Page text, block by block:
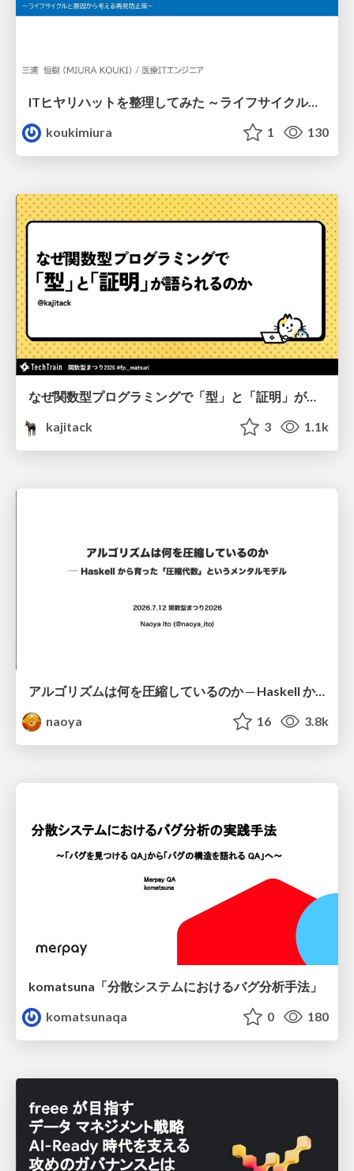
ITヒヤリハットを整理してみた ～ライフサイクルと原因から考える再発防止策～
koukimiura
1 130
なぜ関数型プログラミングで「型」と「証明」が語られるのか #fp_matsuri
kajitack
3 1.1k
アルゴリズムは何を圧縮しているのか ─ Haskell から育った「圧縮代数」というメンタルモデル
naoya
16 3.8k
komatsuna「分散システムにおけるバグ分析手法」
komatsunaqa
0 180